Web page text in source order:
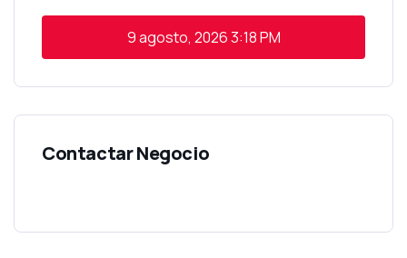
9 agosto, 20263:18 PM